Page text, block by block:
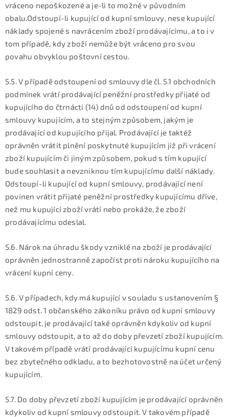
vráceno nepoškozené a je-li to možné v původním
obalu.Odstoupí-li kupující od kupní smlouvy, nese kupující
náklady spojené s navrácením zboží prodávajícímu, a to i v
tom případě, kdy zboží nemůže být vráceno pro svou
povahu obvyklou poštovní cestou.
5.5. V případě odstoupení od smlouvy dle čl. 5.1 obchodních
podmínek vrátí prodávající peněžní prostředky přijaté od
kupujícího do čtrnácti (14) dnů od odstoupení od kupní
smlouvy kupujícím, a to stejným způsobem, jakým je
prodávající od kupujícího přijal. Prodávající je taktéž
oprávněn vrátit plnění poskytnuté kupujícím již při vrácení
zboží kupujícím či jiným způsobem, pokud s tím kupující
bude souhlasit a nevzniknou tím kupujícímu další náklady.
Odstoupí-li kupující od kupní smlouvy, prodávající není
povinen vrátit přijaté peněžní prostředky kupujícímu dříve,
než mu kupující zboží vrátí nebo prokáže, že zboží
prodávajícímu odeslal.
5.6. Nárok na úhradu škody vzniklé na zboží je prodávající
oprávněn jednostranně započíst proti nároku kupujícího na
vrácení kupní ceny.
5.6. V případech, kdy má kupující v souladu s ustanovením §
1829 odst. 1 občanského zákoníku právo od kupní smlouvy
odstoupit, je prodávající také oprávněn kdykoliv od kupní
smlouvy odstoupit, a to až do doby převzetí zboží kupujícím.
V takovém případě vrátí prodávající kupujícímu kupní cenu
bez zbytečného odkladu, a to bezhotovostně na účet určený
kupujícím.
5.7. Do doby převzetí zboží kupujícím je prodávající oprávněn
kdykoliv od kupní smlouvy odstoupit. V takovém případě